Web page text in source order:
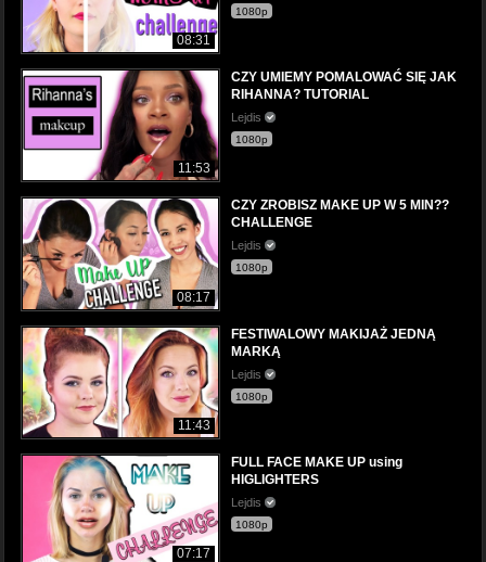
08:31
1080p
11:53
CZY UMIEMY POMALOWAĆ SIĘ JAK
RIHANNA? TUTORIAL
Lejdis
1080p
08:17
CZY ZROBISZ MAKE UP W 5 MIN??
CHALLENGE
Lejdis
1080p
11:43
FESTIWALOWY MAKIJAŻ JEDNĄ
MARKĄ
Lejdis
1080p
07:17
FULL FACE MAKE UP using
HIGLIGHTERS
Lejdis
1080p